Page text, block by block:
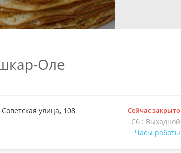
Оле
Советская улица, 108 Сейчас закрыто
Сб : Выходной
Часы работы